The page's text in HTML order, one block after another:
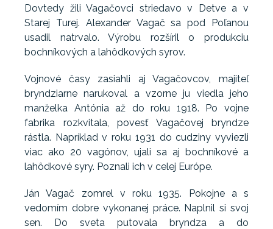
Dovtedy žili Vagačovci striedavo v Detve a v
Starej Turej. Alexander Vagač sa pod Poľanou
usadil natrvalo. Výrobu rozšíril o produkciu
bochníkových a lahôdkových syrov.
Vojnové časy zasiahli aj Vagačovcov, majiteľ
bryndziarne narukoval a vzorne ju viedla jeho
manželka Antónia až do roku 1918. Po vojne
fabrika rozkvitala, povesť Vagačovej bryndze
rástla. Napríklad v roku 1931 do cudziny vyviezli
viac ako 20 vagónov, ujali sa aj bochníkové a
lahôdkové syry. Poznali ich v celej Európe.
Ján Vagač zomrel v roku 1935. Pokojne a s
vedomím dobre vykonanej práce. Naplnil si svoj
sen. Do sveta putovala bryndza a do